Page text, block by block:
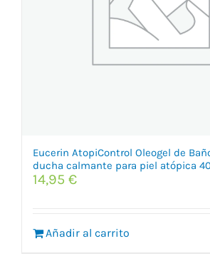
Eucerin AtopiControl Oleogel de
ducha calmante para piel atópica
14,95 €
Añadir al carrito